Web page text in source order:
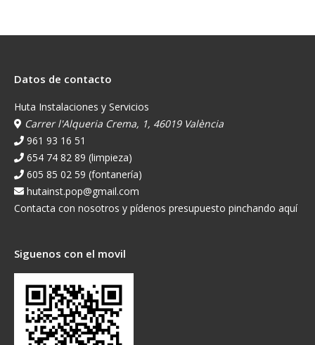
Datos de contacto
Huta Instalaciones y Servicios
Carrer l'Alqueria Crema, 1, 46019 València
961 93 16 51
654 74 82 89 (limpieza)
605 85 02 59 (fontanería)
hutainst.pop@gmail.com
Contacta con nosotros y pídenos presupuesto pinchando aquí
Siguenos con el movil